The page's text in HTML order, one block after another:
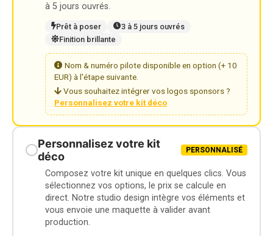
à 5 jours ouvrés.
Prêt à poser
3 à 5 jours ouvrés
Finition brillante
Nom & numéro pilote disponible en option (+ 10
EUR) à l'étape suivante.
Vous souhaitez intégrer vos logos sponsors ?
Personnalisez votre kit déco
Personnalisez votre kit
déco
PERSONNALISÉ
Composez votre kit unique en quelques clics. Vous
sélectionnez vos options, le prix se calcule en
direct. Notre studio design intègre vos éléments et
vous envoie une maquette à valider avant
production.